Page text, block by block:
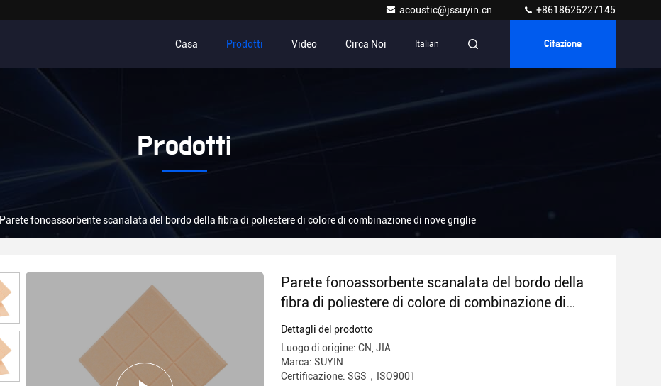
acoustic@jssuyin.cn +8618626227145
Casa Prodotti Video Circa Noi Italian Citazione
Prodotti
Parete fonoassorbente scanalata del bordo della fibra di poliestere di colore di combinazione di nove griglie
Parete fonoassorbente scanalata del bordo della
fibra di poliestere di colore di combinazione di
nove griglie
Dettagli del prodotto
Luogo di origine: CN, JIA
Marca: SUYIN
Certificazione: SGS，ISO9001